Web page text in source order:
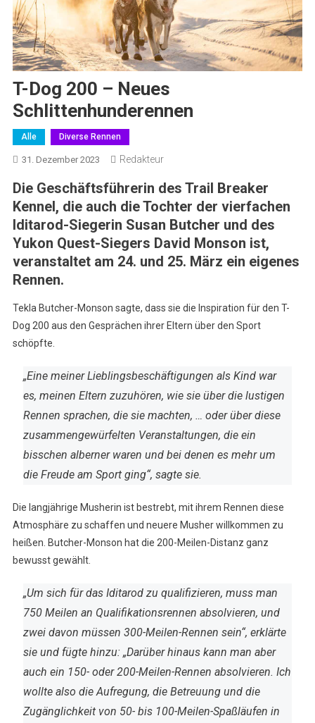
T-Dog 200 – Neues
Schlittenhunderennen
Alle Diverse Rennen
31. Dezember 2023 Redakteur
Die Geschäftsführerin des Trail Breaker
Kennel, die auch die Tochter der vierfachen
Iditarod-Siegerin Susan Butcher und des
Yukon Quest-Siegers David Monson ist,
veranstaltet am 24. und 25. März ein eigenes
Rennen.
Tekla Butcher-Monson sagte, dass sie die Inspiration für den T-
Dog 200 aus den Gesprächen ihrer Eltern über den Sport
schöpfte.
„Eine meiner Lieblingsbeschäftigungen als Kind war
es, meinen Eltern zuzuhören, wie sie über die lustigen
Rennen sprachen, die sie machten, … oder über diese
zusammengewürfelten Veranstaltungen, die ein
bisschen alberner waren und bei denen es mehr um
die Freude am Sport ging“, sagte sie.
Die langjährige Musherin ist bestrebt, mit ihrem Rennen diese
Atmosphäre zu schaffen und neuere Musher willkommen zu
heißen. Butcher-Monson hat die 200-Meilen-Distanz ganz
bewusst gewählt.
„Um sich für das Iditarod zu qualifizieren, muss man
750 Meilen an Qualifikationsrennen absolvieren, und
zwei davon müssen 300-Meilen-Rennen sein“, erklärte
sie und fügte hinzu: „Darüber hinaus kann man aber
auch ein 150- oder 200-Meilen-Rennen absolvieren. Ich
wollte also die Aufregung, die Betreuung und die
Zugänglichkeit von 50- bis 100-Meilen-Spaßläufen in